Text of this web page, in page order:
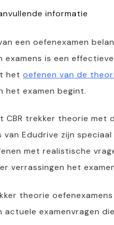
informatie
een oefenexamen
examens is een
het oefenen van de
het examen begint.
CBR trekker theorie met
van Edudrive zijn
met realistische
verrassingen het
theorie oefenexamens
actuele examenvragen